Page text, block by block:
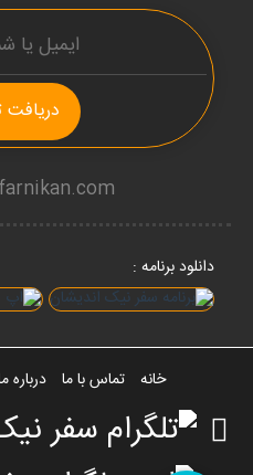
دانلود برنامه :
خانه تماس با ما درباره